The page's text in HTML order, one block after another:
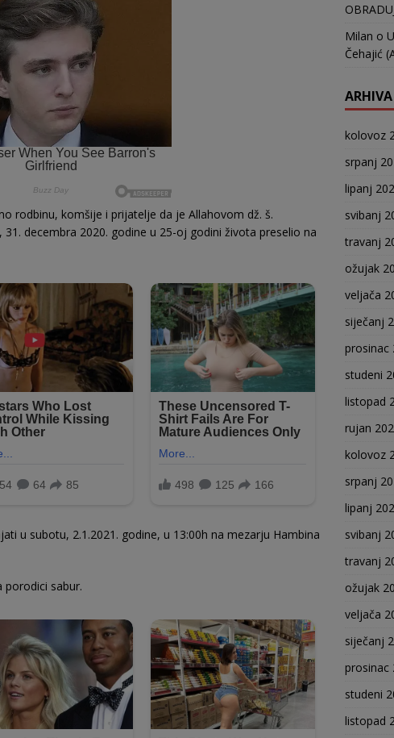
rodbinu, komšije i prijatelje da je Allahovom dž. š.
decembra 2020. godine u 25-oj godini života preselio na
u subotu, 2.1.2021. godine, u 13:00h na mezarju Hambina
porodici sabur.
Milan o
Čehajić
ARHIVA
kolovoz
srpanj
lipanj
svibanj
travanj
ožujak
veljača
siječanj
prosinac
studeni
listopad
rujan
kolovoz
srpanj
lipanj
svibanj
travanj
ožujak
veljača
siječanj
prosinac
studeni
listopad